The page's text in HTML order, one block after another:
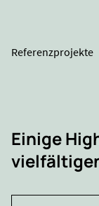
Referenzprojekte
Einige